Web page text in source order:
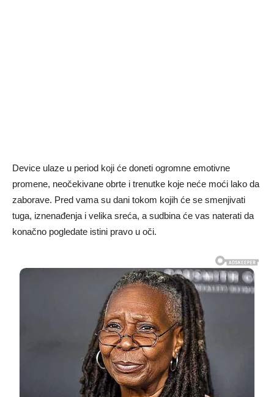
Device ulaze u period koji će doneti ogromne emotivne
promene, neočekivane obrte i trenutke koje neće moći lako da
zaborave. Pred vama su dani tokom kojih će se smenjivati
tuga, iznenađenja i velika sreća, a sudbina će vas naterati da
konačno pogledate istini pravo u oči.